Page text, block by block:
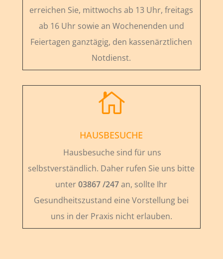
erreichen Sie, mittwochs ab 13 Uhr, freitags
ab 16 Uhr sowie an Wochenenden und
Feiertagen ganztägig, den kassenärztlichen
Notdienst.

HAUSBESUCHE
Hausbesuche sind für uns
selbstverständlich. Daher rufen Sie uns bitte
unter03867 /247an, sollte Ihr
Gesundheitszustand eine Vorstellung bei
uns in der Praxis nicht erlauben.